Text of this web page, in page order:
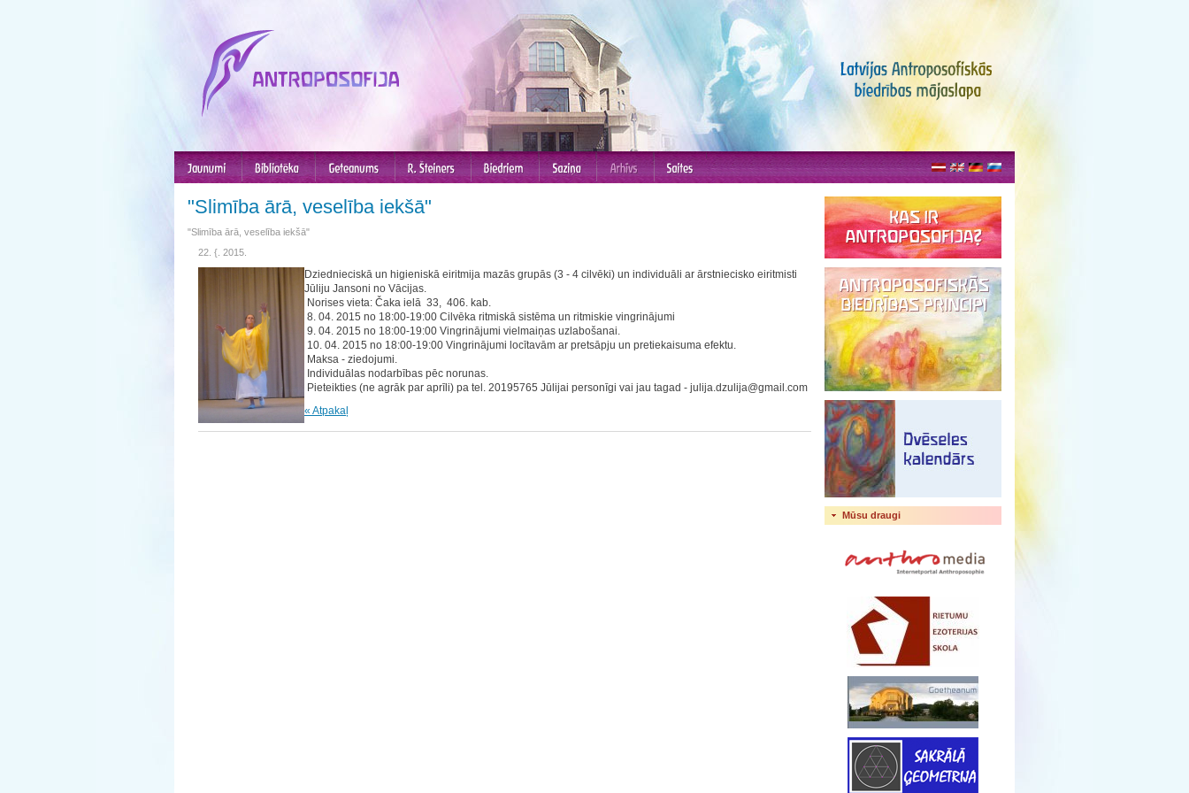
"Slimība ārā, veselība iekšā"
"Slimība ārā, veselība iekšā"
22. {. 2015.
Dziednieciskā un higieniskā eiritmija mazās grupās (3 - 4 cilvēki) un individuāli ar ārstniecisko eiritmisti
Jūliju Jansoni no Vācijas.
Norises vieta: Čaka ielā 33, 406. kab.
8. 04. 2015 no 18:00-19:00 Cilvēka ritmiskā sistēma un ritmiskie vingrinājumi
9. 04. 2015 no 18:00-19:00 Vingrinājumi vielmaiņas uzlabošanai.
10. 04. 2015 no 18:00-19:00 Vingrinājumi locītavām ar pretsāpju un pretiekaisuma efektu.
Maksa - ziedojumi.
Individuālas nodarbības pēc norunas.
Pieteikties (ne agrāk par aprīli) pa tel. 20195765 Jūlijai personīgi vai jau tagad - julija.dzulija@gmail.com
« Atpakaļ
Mūsu draugi